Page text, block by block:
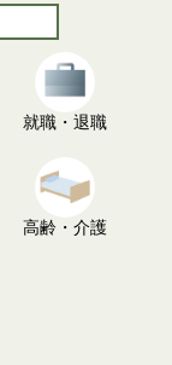
就職・退職
高齢・介護